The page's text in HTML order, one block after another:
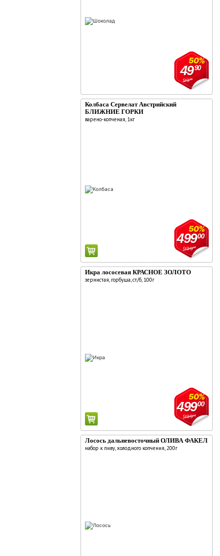
9990
50%
4990
Колбаса Сервелат Австрийский
БЛИЖНИЕ ГОРКИ
варено-копченая, 1кг
99900
50%
49900
Икра лососевая КРАСНОЕ ЗОЛОТО
зернистая, горбуша, ст/б, 100г
99900
50%
49900
Лосось дальневосточный ОЛИВА ФАКЕЛ
набор к пиву, холодного копчения, 200г